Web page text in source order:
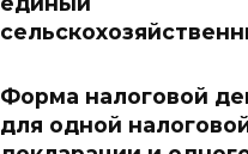
Форма налоговой
для одной